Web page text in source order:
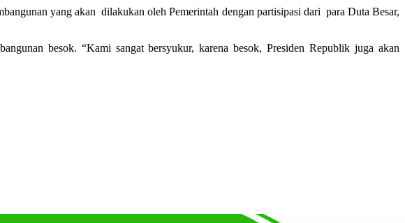
yang akan dilakukan oleh Pemerintah dengan partisipasi dari para Duta Besar,
besok. “Kami sangat bersyukur, karena besok, Presiden Republik juga akan